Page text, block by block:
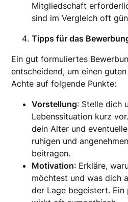
Mitgliedschaft
sind im Vergleich oft
Tipps für das
Ein gut formuliertes
entscheidend, um einen
Achte auf folgende Punkte:
Vorstellung: Stelle dich
Lebenssituation kurz
dein Alter und
ruhigen und
beitragen.
Motivation: Erkläre,
möchtest und was dich
der Lage begeistert. Ein